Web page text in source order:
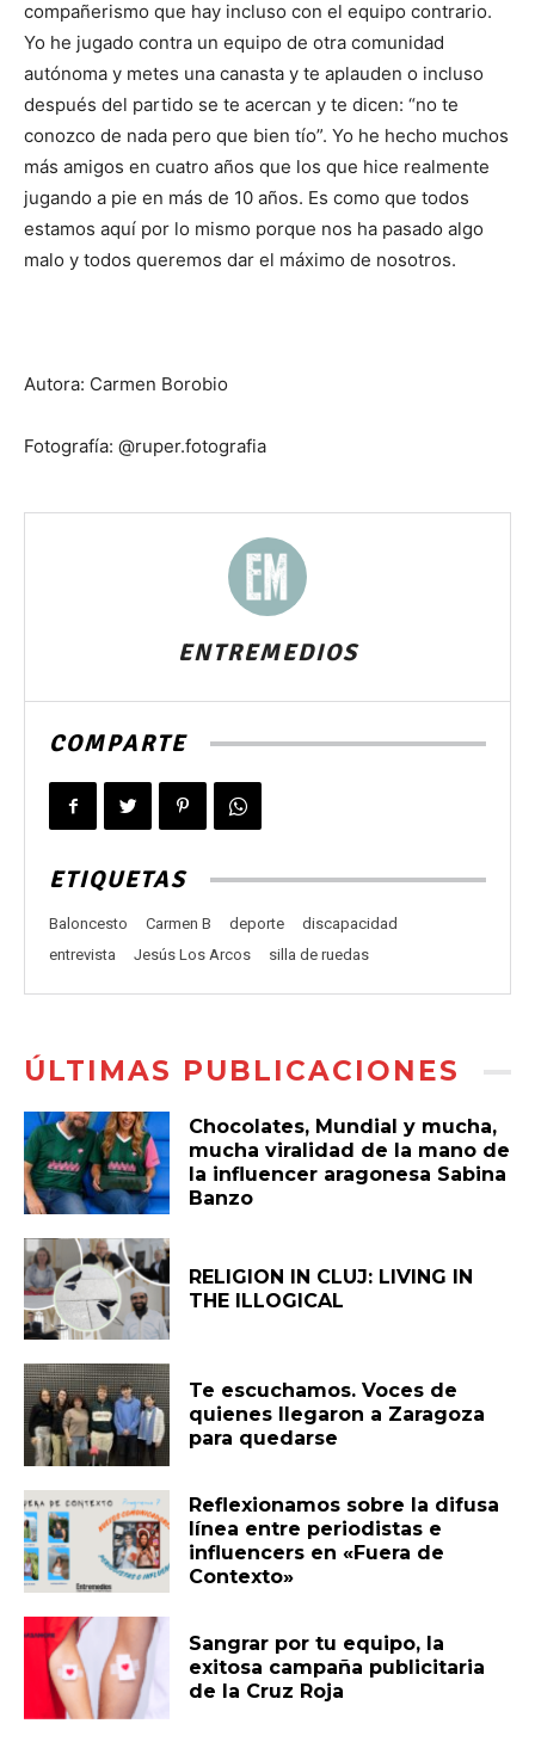
compañerismo que hay incluso con el equipo contrario.
Yo he jugado contra un equipo de otra comunidad
autónoma y metes una canasta y te aplauden o incluso
después del partido se te acercan y te dicen: “no te
conozco de nada pero que bien tío”. Yo he hecho muchos
más amigos en cuatro años que los que hice realmente
jugando a pie en más de 10 años. Es como que todos
estamos aquí por lo mismo porque nos ha pasado algo
malo y todos queremos dar el máximo de nosotros.
Autora: Carmen Borobio
Fotografía: @ruper.fotografia
ENTREMEDIOS
COMPARTE
ETIQUETAS
Baloncesto Carmen B deporte
discapacidad
entrevista
Jesús Los Arcos silla de ruedas
ÚLTIMAS PUBLICACIONES
Chocolates, Mundial y mucha,
mucha viralidad de la mano de
la influencer aragonesa Sabina
Banzo
RELIGION IN CLUJ: LIVING IN
THE ILLOGICAL
Te escuchamos. Voces de
quienes llegaron a Zaragoza
para quedarse
Reflexionamos sobre la difusa
línea entre periodistas e
influencers en «Fuera de
Contexto»
Sangrar por tu equipo, la
exitosa campaña publicitaria
de la Cruz Roja